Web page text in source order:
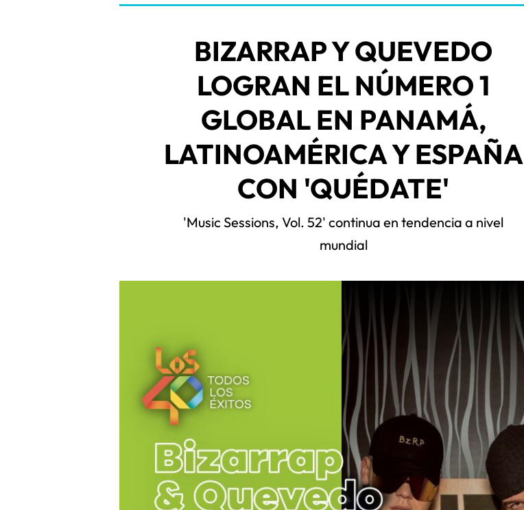
BIZARRAP Y QUEVEDO
LOGRAN EL NÚMERO 1
GLOBAL EN PANAMÁ,
LATINOAMÉRICA Y ESPAÑA
CON 'QUÉDATE'
'Music Sessions, Vol. 52' continua en tendencia a nivel
mundial